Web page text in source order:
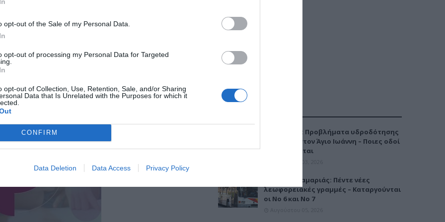
opt-out of the Sale of my Personal Data.
opt-out of processing my Personal Data for Targeted
opt-out of Collection, Use, Retention, Sale, and/or Sharing
Data that Is Unrelated with the Purposes for which it
CONFIRM
Data Deletion Data Access Privacy Policy
από τα 20 δευτερόλεπτα που
πραγματοποιούνται απρόσκοπτα και με
Καλαμαριά: Προβλήματα υδροδότησης
την Τρίτη στον Άγιο Ιωάννη – Ποιες οδοί
επηρεάζονται
Μετρό Καλαμαριάς: Πέντε νέες
λεωφορειακές γραμμές – Καταργούνται
οι Νο 6 και Νο 7